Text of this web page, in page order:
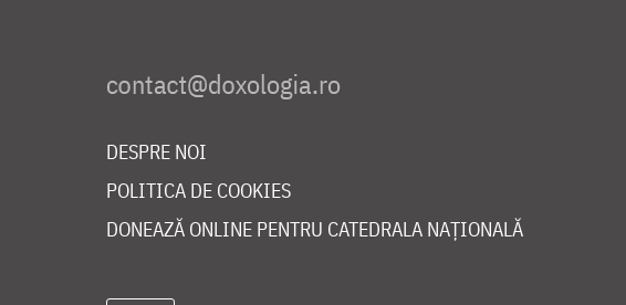
DESPRE NOI
POLITICA DE COOKIES
DONEAZĂ ONLINE PENTRU CATEDRALA NAȚIONALĂ